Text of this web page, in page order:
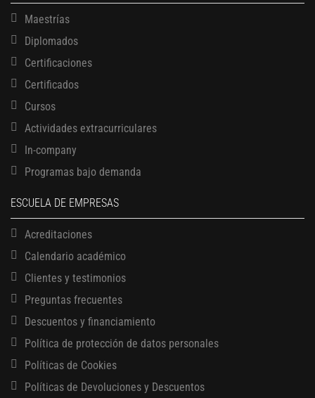
Maestrías
Diplomados
Certificaciones
Certificados
Cursos
Actividades extracurriculares
In-company
Programas bajo demanda
ESCUELA DE EMPRESAS
Acreditaciones
Calendario académico
Clientes y testimonios
Preguntas frecuentes
Descuentos y financiamiento
Política de protección de datos personales
Políticas de Cookies
Políticas de Devoluciones y Descuentos
13 AGOSTO, 2026
Finanzas para no financieros